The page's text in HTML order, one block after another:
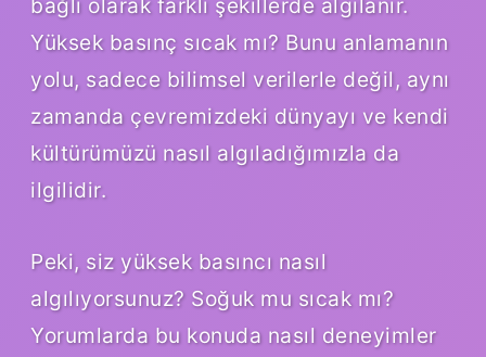
Yüksek basınç sıcak mı? Bunu anlamanın
yolu, sadece bilimsel verilerle değil, aynı
zamanda çevremizdeki dünyayı ve kendi
kültürümüzü nasıl algıladığımızla da
ilgilidir.
Peki, siz yüksek basıncı nasıl
algılıyorsunuz? Soğuk mu sıcak mı?
Yorumlarda bu konuda nasıl deneyimler